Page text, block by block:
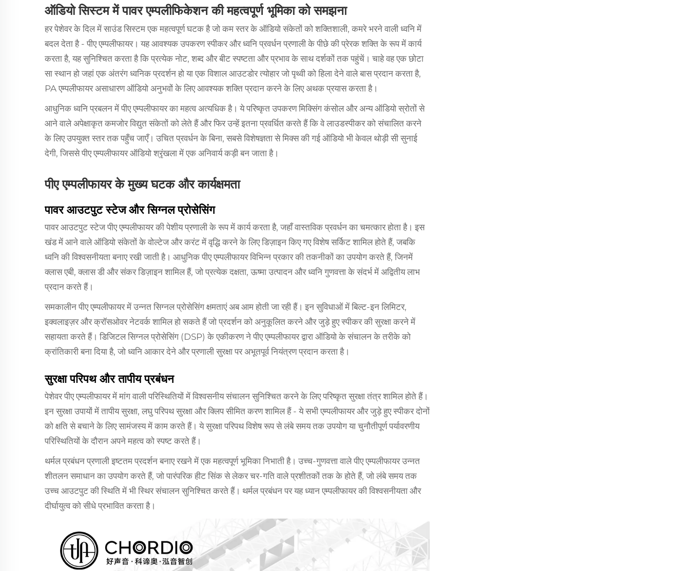
ऑडियो सिस्टम में पावर एम्पलीफिकेशन की महत्वपूर्ण भूमिका को समझना
हर पेशेवर के दिल में साउंड सिस्टम एक महत्वपूर्ण घटक है जो कम स्तर के ऑडियो संकेतों को शक्तिशाली, कमरे भरने वाली ध्वनि में
बदल देता है - पीए एम्पलीफायर। यह आवश्यक उपकरण स्पीकर और ध्वनि प्रवर्धन प्रणाली के पीछे की प्रेरक शक्ति के रूप में कार्य
करता है, यह सुनिश्चित करता है कि प्रत्येक नोट, शब्द और बीट स्पष्टता और प्रभाव के साथ दर्शकों तक पहुंचें। चाहे वह एक छोटा
सा स्थान हो जहां एक अंतरंग ध्वनिक प्रदर्शन हो या एक विशाल आउटडोर त्योहार जो पृथ्वी को हिला देने वाले बास प्रदान करता है,
PA एम्पलीफायर असाधारण ऑडियो अनुभवों के लिए आवश्यक शक्ति प्रदान करने के लिए अथक प्रयास करता है।
आधुनिक ध्वनि प्रबलन में पीए एम्पलीफायर का महत्व अत्यधिक है। ये परिष्कृत उपकरण मिक्सिंग कंसोल और अन्य ऑडियो स्रोतों से
आने वाले अपेक्षाकृत कमजोर विद्युत संकेतों को लेते हैं और फिर उन्हें इतना प्रवर्धित करते हैं कि वे लाउडस्पीकर को संचालित करने
के लिए उपयुक्त स्तर तक पहुँच जाएँ। उचित प्रवर्धन के बिना, सबसे विशेषज्ञता से मिक्स की गई ऑडियो भी केवल थोड़ी सी सुनाई
देगी, जिससे पीए एम्पलीफायर ऑडियो श्रृंखला में एक अनिवार्य कड़ी बन जाता है।
पीए एम्पलीफायर के मुख्य घटक और कार्यक्षमता
पावर आउटपुट स्टेज और सिग्नल प्रोसेसिंग
पावर आउटपुट स्टेज पीए एम्पलीफायर की पेशीय प्रणाली के रूप में कार्य करता है, जहाँ वास्तविक प्रवर्धन का चमत्कार होता है। इस
खंड में आने वाले ऑडियो संकेतों के वोल्टेज और करंट में वृद्धि करने के लिए डिज़ाइन किए गए विशेष सर्किट शामिल होते हैं, जबकि
ध्वनि की विश्वसनीयता बनाए रखी जाती है। आधुनिक पीए एम्पलीफायर विभिन्न प्रकार की तकनीकों का उपयोग करते हैं, जिनमें
क्लास एबी, क्लास डी और संकर डिज़ाइन शामिल हैं, जो प्रत्येक दक्षता, ऊष्मा उत्पादन और ध्वनि गुणवत्ता के संदर्भ में अद्वितीय लाभ
प्रदान करते हैं।
समकालीन पीए एम्पलीफायर में उन्नत सिग्नल प्रोसेसिंग क्षमताएं अब आम होती जा रही हैं। इन सुविधाओं में बिल्ट-इन लिमिटर,
इक्वलाइज़र और क्रॉसओवर नेटवर्क शामिल हो सकते हैं जो प्रदर्शन को अनुकूलित करने और जुड़े हुए स्पीकर की सुरक्षा करने में
सहायता करते हैं। डिजिटल सिग्नल प्रोसेसिंग (DSP) के एकीकरण ने पीए एम्पलीफायर द्वारा ऑडियो के संचालन के तरीके को
क्रांतिकारी बना दिया है, जो ध्वनि आकार देने और प्रणाली सुरक्षा पर अभूतपूर्व नियंत्रण प्रदान करता है।
सुरक्षा परिपथ और तापीय प्रबंधन
पेशेवर पीए एम्पलीफायर में मांग वाली परिस्थितियों में विश्वसनीय संचालन सुनिश्चित करने के लिए परिष्कृत सुरक्षा तंत्र शामिल होते हैं।
इन सुरक्षा उपायों में तापीय सुरक्षा, लघु परिपथ सुरक्षा और क्लिप सीमित करण शामिल हैं - ये सभी एम्पलीफायर और जुड़े हुए स्पीकर दोनों
को क्षति से बचाने के लिए सामंजस्य में काम करते हैं। ये सुरक्षा परिपथ विशेष रूप से लंबे समय तक उपयोग या चुनौतीपूर्ण पर्यावरणीय
परिस्थितियों के दौरान अपने महत्व को स्पष्ट करते हैं।
थर्मल प्रबंधन प्रणाली इष्टतम प्रदर्शन बनाए रखने में एक महत्वपूर्ण भूमिका निभाती है। उच्च-गुणवत्ता वाले पीए एम्पलीफायर उन्नत
शीतलन समाधान का उपयोग करते हैं, जो पारंपरिक हीट सिंक से लेकर चर-गति वाले प्रशीतकों तक के होते हैं, जो लंबे समय तक
उच्च आउटपुट की स्थिति में भी स्थिर संचालन सुनिश्चित करते हैं। थर्मल प्रबंधन पर यह ध्यान एम्पलीफायर की विश्वसनीयता और
दीर्घायुत्व को सीधे प्रभावित करता है।